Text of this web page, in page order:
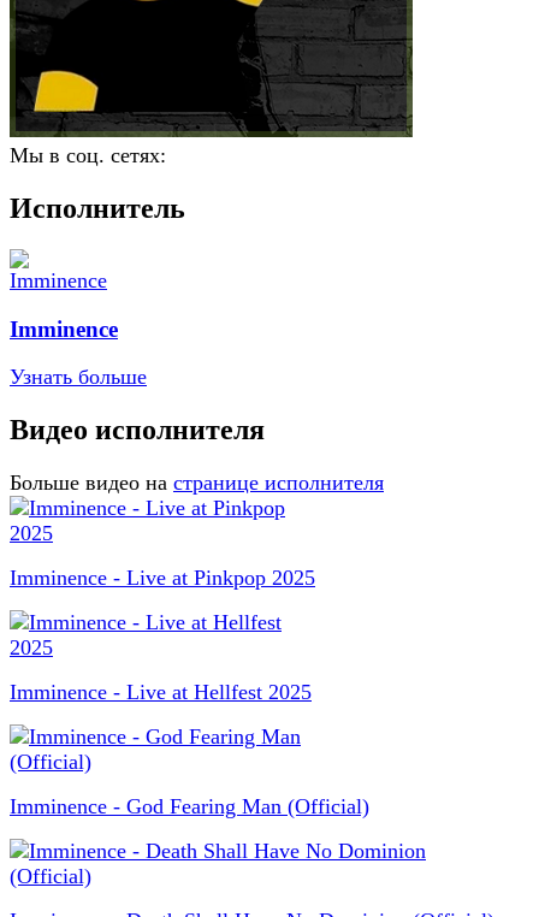
Мы в соц. сетях:
Исполнитель
Imminence
Узнать больше
Видео исполнителя
Больше видео на странице исполнителя
Imminence - Live at Pinkpop 2025
Imminence - Live at Hellfest 2025
Imminence - God Fearing Man (Official)